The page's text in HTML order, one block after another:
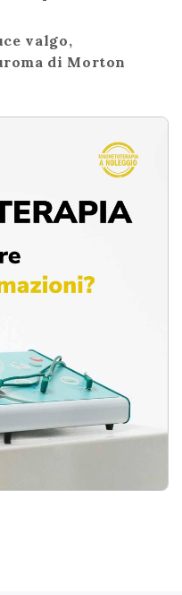
valgo,
di Morton